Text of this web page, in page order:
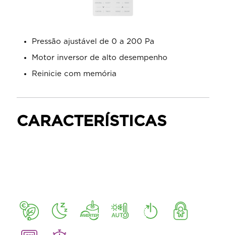
Pressão ajustável de 0 a 200 Pa
Motor inversor de alto desempenho
Reinicie com memória
CARACTERÍSTICAS